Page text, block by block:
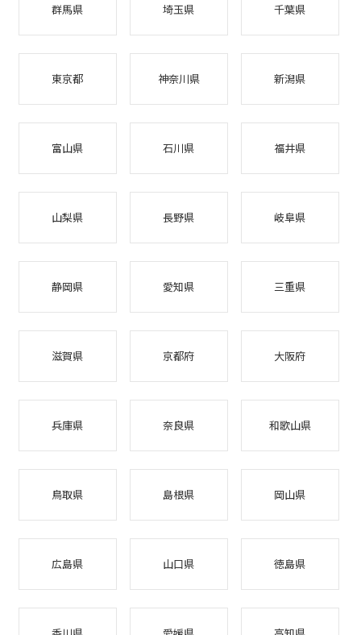
群馬県 埼玉県 千葉県
東京都 神奈川県 新潟県
富山県 石川県 福井県
山梨県 長野県 岐阜県
静岡県 愛知県 三重県
滋賀県 京都府 大阪府
兵庫県 奈良県 和歌山県
鳥取県 島根県 岡山県
広島県 山口県 徳島県